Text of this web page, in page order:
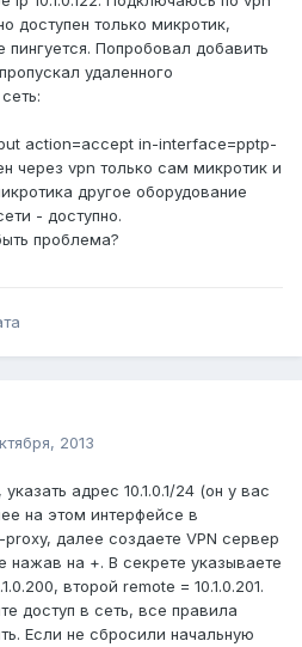
доступен только микротик,
пингуется. Попробовал добавить
удаленного
action=accept in-interface=pptp-
через vpn только сам микротик и
другое оборудование
- доступно.
проблема?
2013
адрес 10.1.0.1/24 (он у вас
на этом интерфейсе в
далее создаете VPN сервер
нажав на +. В секрете указываете
второй remote = 10.1.0.201.
доступ в сеть, все правила
Если не сбросили начальную